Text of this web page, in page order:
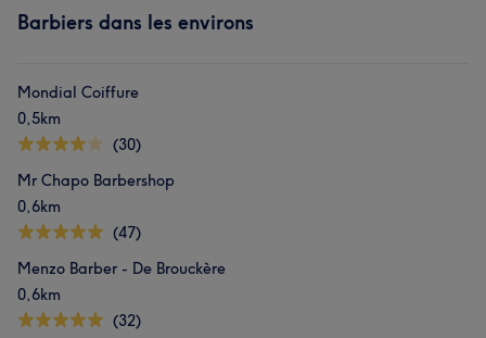
Barbiers dans les environs
Mondial Coiffure
0,5km
(30)
Mr Chapo Barbershop
0,6km
(47)
Menzo Barber - De Brouckère
0,6km
(32)